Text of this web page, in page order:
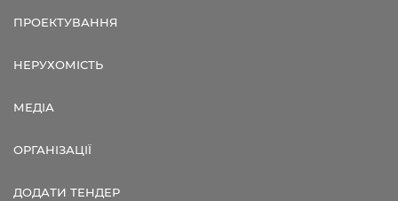
ПРОЕКТУВАННЯ
НЕРУХОМІСТЬ
МЕДІА
ОРГАНІЗАЦІЇ
ДОДАТИ ТЕНДЕР